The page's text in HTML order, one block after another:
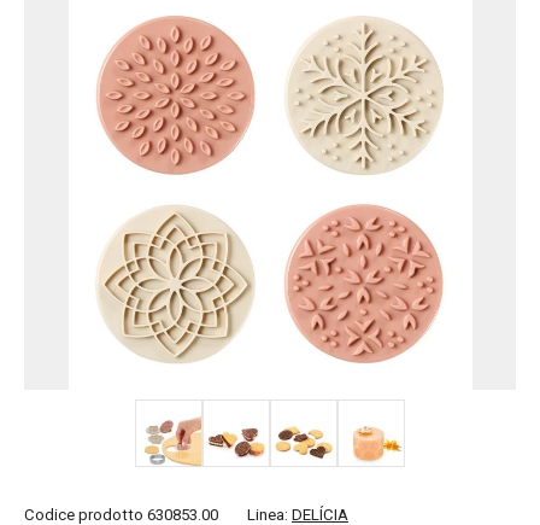
Codice prodotto 630853.00 Linea: DELÍCIA